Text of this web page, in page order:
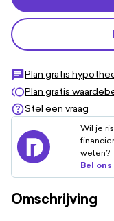
Plan gratis
Plan gratis
Stel een vraag
Wil je
weten?
Bel ons
Omschrijving